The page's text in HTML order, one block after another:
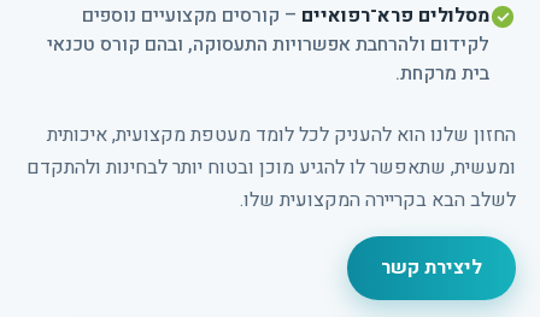
מסלולים פרא־רפואיים – קורסים מקצועיים נוספים
לקידום ולהרחבת אפשרויות התעסוקה, ובהם קורס טכנאי
בית מרקחת.
החזון שלנו הוא להעניק לכל לומד מעטפת מקצועית, איכותית
ומעשית, שתאפשר לו להגיע מוכן ובטוח יותר לבחינות ולהתקדם
לשלב הבא בקריירה המקצועית שלו.
ליצירת קשר